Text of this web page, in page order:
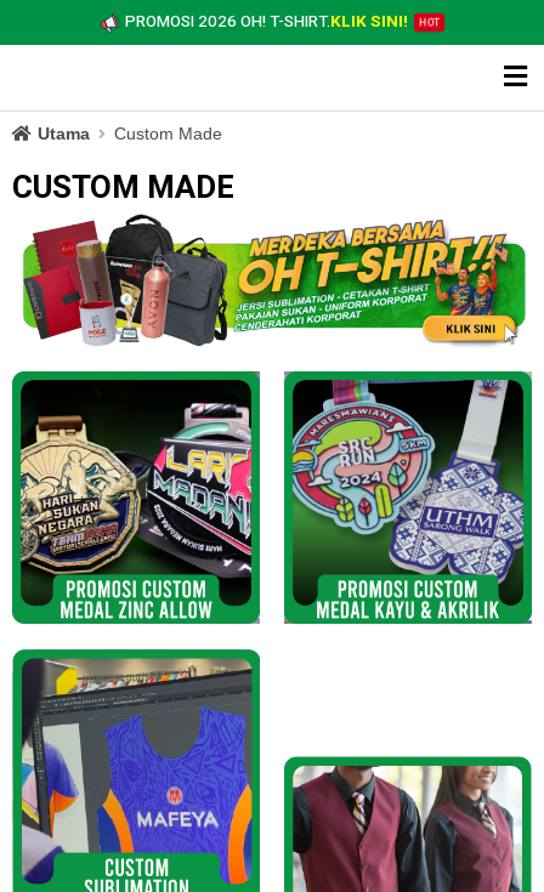
PROMOSI 2026 OH! T-SHIRT.KLIK SINI! HOT
Utama Custom Made
CUSTOM MADE